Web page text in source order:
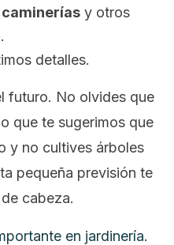
y otros
detalles.
futuro. No olvides que
que te sugerimos que
y no cultives árboles
pequeña previsión te
cabeza.
en jardinería.